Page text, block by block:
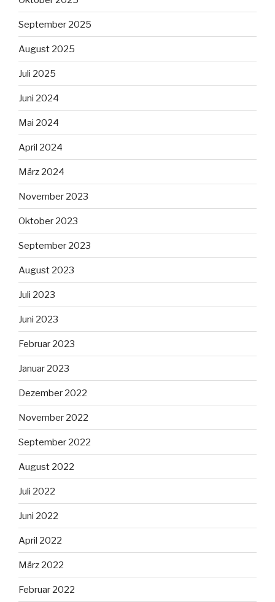
September 2025
August 2025
Juli 2025
Juni 2024
Mai 2024
April 2024
März 2024
November 2023
Oktober 2023
September 2023
August 2023
Juli 2023
Juni 2023
Februar 2023
Januar 2023
Dezember 2022
November 2022
September 2022
August 2022
Juli 2022
Juni 2022
April 2022
März 2022
Februar 2022